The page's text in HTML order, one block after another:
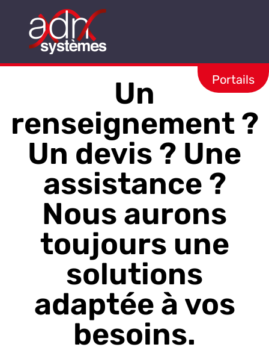
contenu
Portails
Un
renseignement ?
Un devis ? Une
assistance ?
Nous aurons
toujours une
solutions
adaptée à vos
besoins.